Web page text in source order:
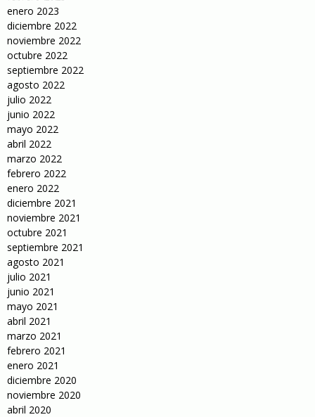
enero 2023
diciembre 2022
noviembre 2022
octubre 2022
septiembre 2022
agosto 2022
julio 2022
junio 2022
mayo 2022
abril 2022
marzo 2022
febrero 2022
enero 2022
diciembre 2021
noviembre 2021
octubre 2021
septiembre 2021
agosto 2021
julio 2021
junio 2021
mayo 2021
abril 2021
marzo 2021
febrero 2021
enero 2021
diciembre 2020
noviembre 2020
abril 2020